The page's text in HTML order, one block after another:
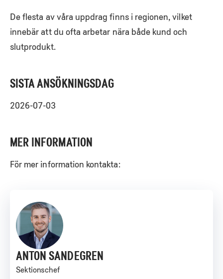
De flesta av våra uppdrag finns i regionen, vilket
innebär att du ofta arbetar nära både kund och
slutprodukt.
SISTA ANSÖKNINGSDAG
2026-07-03
MER INFORMATION
För mer information kontakta:
ANTON SANDEGREN
Sektionschef